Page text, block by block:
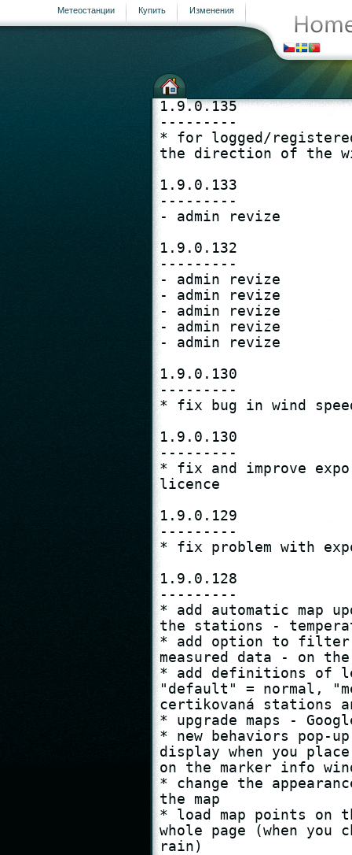
Изменения
Купить
Метеостанции
страница
1.9.0.135
---------
* for logged/
the direction of the
1.9.0.133
---------
- admin revize
1.9.0.132
---------
- admin revize
- admin revize
- admin revize
- admin revize
- admin revize
1.9.0.130
---------
* fix bug in wind
1.9.0.130
---------
* fix and improve
licence
1.9.0.129
---------
* fix problem with
1.9.0.128
---------
* add automatic map
the stations -
* add option to filter
measured data - on
* add definitions of
"default" = normal,
certikovaná stations
* upgrade maps -
* new behaviors pop-
display when you
on the marker info
* change the
the map
* load map points on
whole page (when you
rain)